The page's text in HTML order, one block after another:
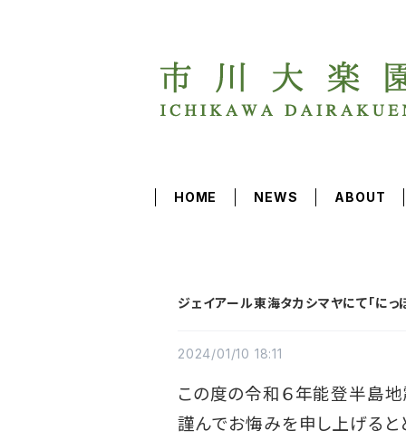
HOME NEWS ABOUT
ジェイアール東海タカシマヤにて「に
2024/01/10 18:11
この度の令和６年能登半島
謹んでお悔みを申し上げると